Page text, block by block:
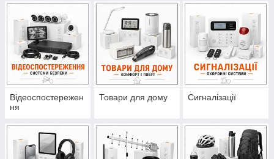
Відеоспостережен
ня
Товари для дому Сигналізації